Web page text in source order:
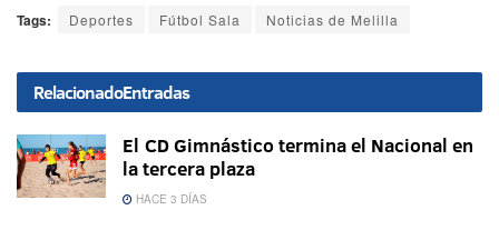
Tags: Deportes Fútbol Sala Noticias de Melilla
RelacionadoEntradas
El CD Gimnástico termina el Nacional en
la tercera plaza
HACE 3 DÍAS